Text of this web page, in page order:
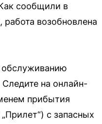
сообщили в
работа возобновлена
обслуживанию
на онлайн-
прибытия
с запасных